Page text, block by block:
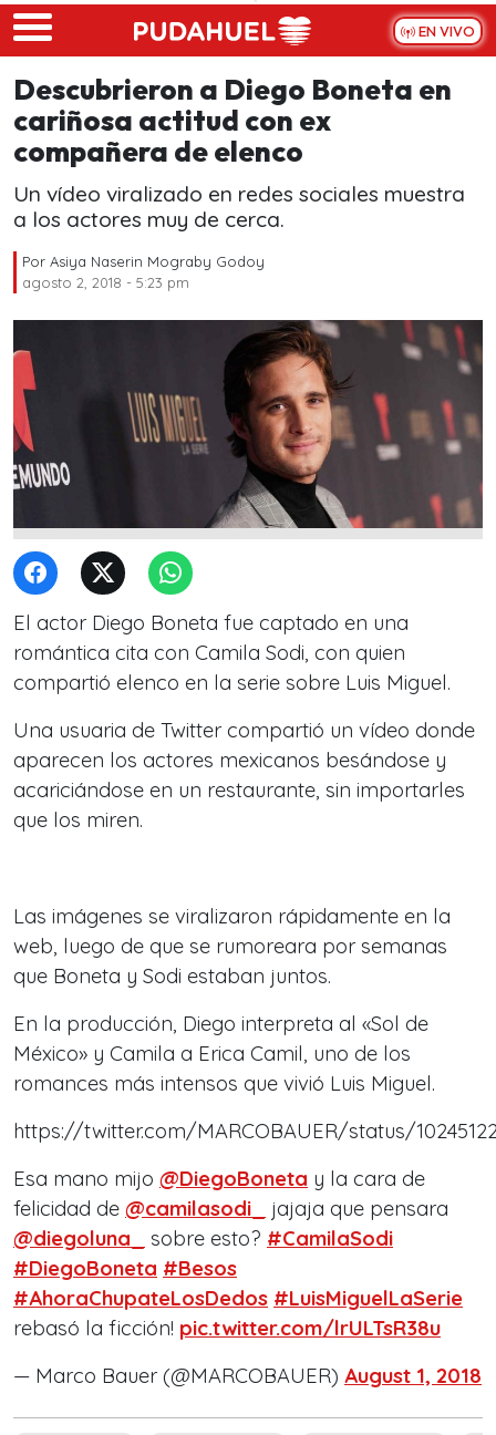
Skip to main content
EN VIVO
Descubrieron a Diego Boneta en
cariñosa actitud con ex
compañera de elenco
Un vídeo viralizado en redes sociales muestra
a los actores muy de cerca.
Por Asiya Naserin Mograby Godoy
agosto 2, 2018 - 5:23 pm
El actor Diego Boneta fue captado en una
romántica cita con Camila Sodi, con quien
compartió elenco en la serie sobre Luis Miguel.
Una usuaria de Twitter compartió un vídeo donde
aparecen los actores mexicanos besándose y
acariciándose en un restaurante, sin importarles
que los miren.
Las imágenes se viralizaron rápidamente en la
web, luego de que se rumoreara por semanas
que Boneta y Sodi estaban juntos.
En la producción, Diego interpreta al «Sol de
México» y Camila a Erica Camil, uno de los
romances más intensos que vivió Luis Miguel.
https://twitter.com/MARCOBAUER/status/
Esa mano mijo @DiegoBoneta y la cara de
felicidad de @camilasodi_
jajaja que pensara
@diegoluna_
sobre esto? #CamilaSodi
#DiegoBoneta #Besos
#AhoraChupateLosDedos #LuisMiguelLaSerie
rebasó la ficción! pic.twitter.com/lrULTsR38u
— Marco Bauer (@MARCOBAUER) August 1, 2018